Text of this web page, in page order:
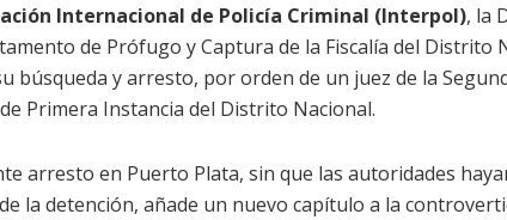
Internacional de Policía Criminal (Interpol), la
de Prófugo y Captura de la Fiscalía del Distrito
búsqueda y arresto, por orden de un juez de la
Primera Instancia del Distrito Nacional.
arresto en Puerto Plata, sin que las autoridades
la detención, añade un nuevo capítulo a la